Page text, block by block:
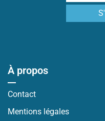
À propos
Contact
Mentions légales